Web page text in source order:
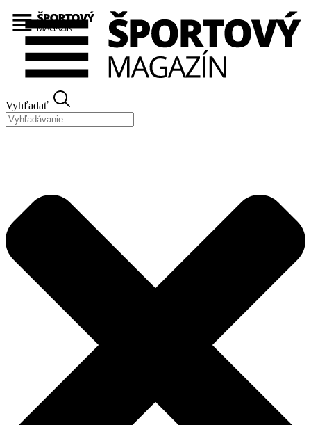
Preskočiť
na
obsah
Vyhľadať